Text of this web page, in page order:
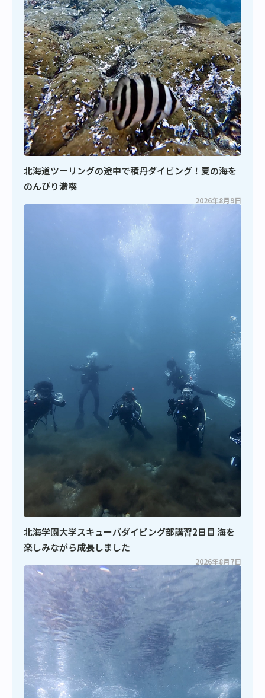
北海道ツーリングの途中で積丹ダイビング！夏の海を
のんびり満喫
2026年8月9日
北海学園大学スキューバダイビング部講習2日目 海を
楽しみながら成長しました
2026年8月7日